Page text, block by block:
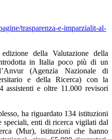
trasparenza-e-imparzialit-al-
della Valutazione della
in Italia poco più di un
(Agenzia Nazionale di
e della Ricerca) con la
assistenti e oltre 11.000 revisori
ha riguardato 134 istituzioni
speciali, enti di ricerca vigilati dal
(Mur), istituzioni che hanno